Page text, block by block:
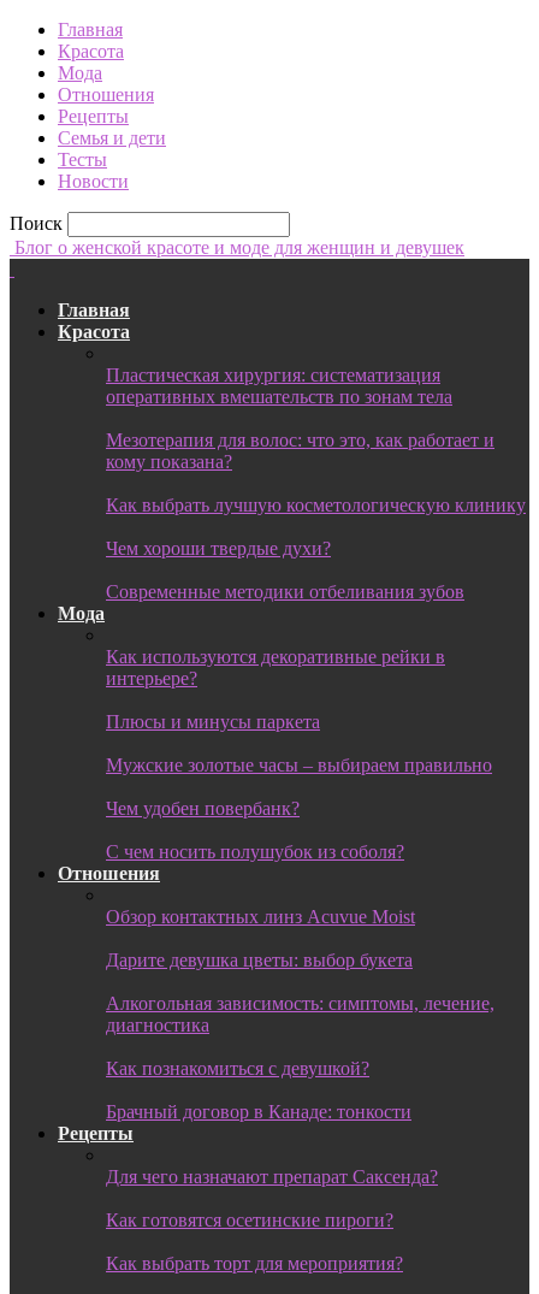
Главная
Красота
Мода
Отношения
Рецепты
Семья и дети
Тесты
Новости
Поиск
Блог о женской красоте и моде для женщин и девушек
Главная
Красота
Пластическая хирургия: систематизация
оперативных вмешательств по зонам тела
Мезотерапия для волос: что это, как работает и
кому показана?
Как выбрать лучшую косметологическую клинику
Чем хороши твердые духи?
Современные методики отбеливания зубов
Мода
Как используются декоративные рейки в
интерьере?
Плюсы и минусы паркета
Мужские золотые часы – выбираем правильно
Чем удобен повербанк?
С чем носить полушубок из соболя?
Отношения
Обзор контактных линз Acuvue Moist
Дарите девушка цветы: выбор букета
Алкогольная зависимость: симптомы, лечение,
диагностика
Как познакомиться с девушкой?
Брачный договор в Канаде: тонкости
Рецепты
Для чего назначают препарат Саксенда?
Как готовятся осетинские пироги?
Как выбрать торт для мероприятия?